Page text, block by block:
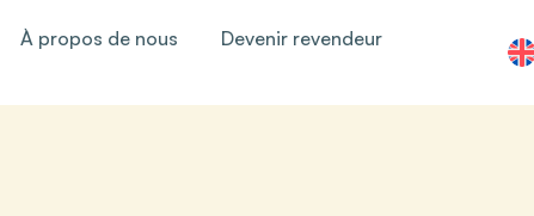
À propos de nous
Devenir revendeur